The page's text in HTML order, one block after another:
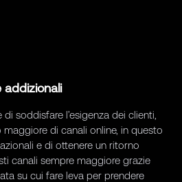
addizionali
soddisfare l’esigenza dei clienti,
maggiore di canali online, in questo
e di ottenere un ritorno
canali sempre maggiore grazie
su cui fare leva per prendere